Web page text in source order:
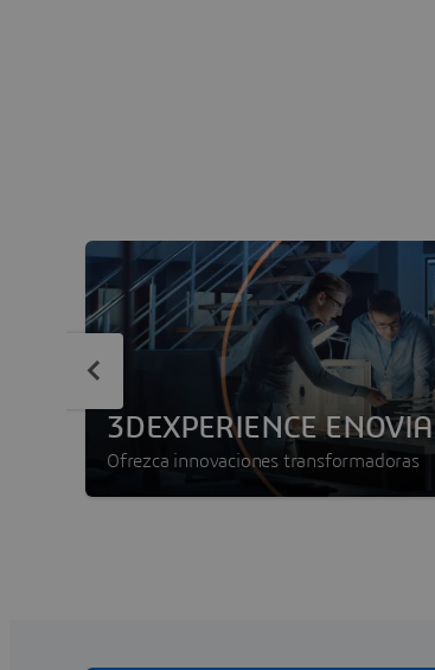
3DEXPERIENCE ENOVIA
Ofrezca innovaciones transformadoras